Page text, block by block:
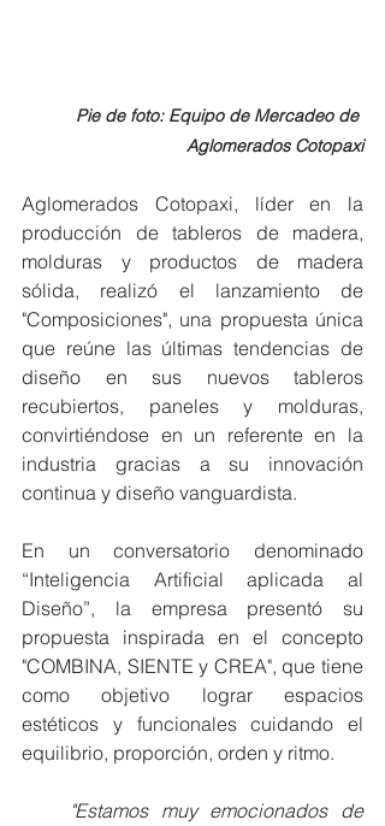
Pie de foto: Equipo de Mercadeo de
Aglomerados Cotopaxi
Aglomerados Cotopaxi, líder en la
producción de tableros de madera,
molduras y productos de madera
sólida, realizó el lanzamiento de
"Composiciones", una propuesta única
que reúne las últimas tendencias de
diseño en sus nuevos tableros
recubiertos, paneles y molduras,
convirtiéndose en un referente en la
industria gracias a su innovación
continua y diseño vanguardista.
En un conversatorio denominado
“Inteligencia Artificial aplicada al
Diseño”, la empresa presentó su
propuesta inspirada en el concepto
"COMBINA, SIENTE y CREA", que tiene
como objetivo lograr espacios
estéticos y funcionales cuidando el
equilibrio, proporción, orden y ritmo.
"Estamos muy emocionados de